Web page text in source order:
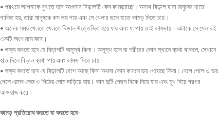
• প্রথমে আপনাকে বুঝতে হবে আপনার বিড়ালটি কেন কামড়াচ্ছে। অনাথ বিড়াল যারা মানুষের হাতে
পালিত হয়, তারা মানুষকে কম ভয় পায় এবং সে খেলার ছলে হাতে কামড় দিতে চায়।
• অনেক সময় খেলতে খেলতে বিড়াল উত্তেজিত হয়ে যায় এবং যা পায় তাই কামড়ায়। এটাকে সে খেলারই
একটি অংশ মনে করে।
• লক্ষ্য করতে হবে যে বিড়ালটি অসুস্থ কিনা। অসুস্থ হলে বা শরীরের কোন স্থানে ব্যথা থাকলে, সেখানে
হাত দিলে বিড়াল ব্যথা পায় এবং কামড় দিতে চায়।
• লক্ষ্য করতে হবে যে বিড়ালটি রেগে আছে কিনা অথবা কোন কারনে ভয় পেয়েছে কিনা। রেগে গেলে ও ভয়
পেলে এদের লেজ ও পিঠের লোম দাড়িয়ে যায়। কান দুটি পেছন দিকে নিয়ে যায় এবং মুখ দিয়ে গরগর
আওয়াজ করে।
কামড় প্রতিরোধ করতে যা করতে হবে-